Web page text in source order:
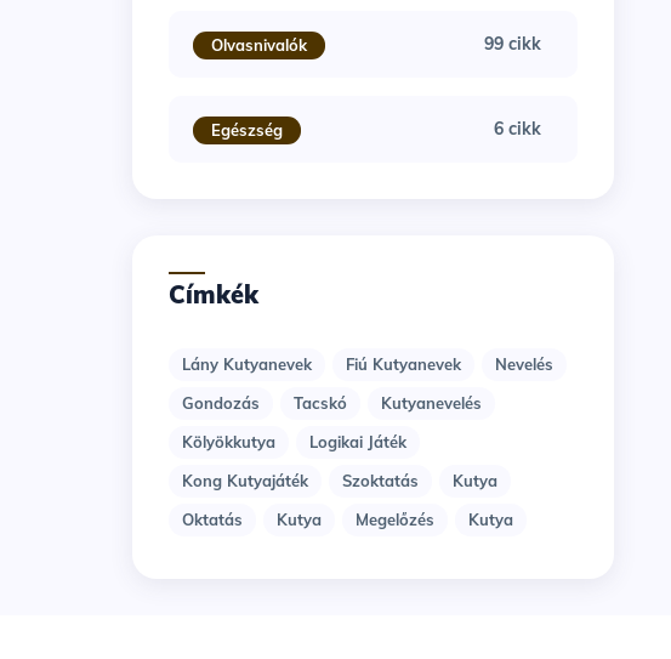
Olvasnivalók 99 cikk
Egészség 6 cikk
Címkék
Lány Kutyanevek Fiú Kutyanevek
Nevelés
Gondozás
Tacskó
Kutyanevelés
Kölyökkutya
Logikai Játék
Kong Kutyajáték
Szoktatás
Kutya
Oktatás
Kutya Megelőzés Kutya